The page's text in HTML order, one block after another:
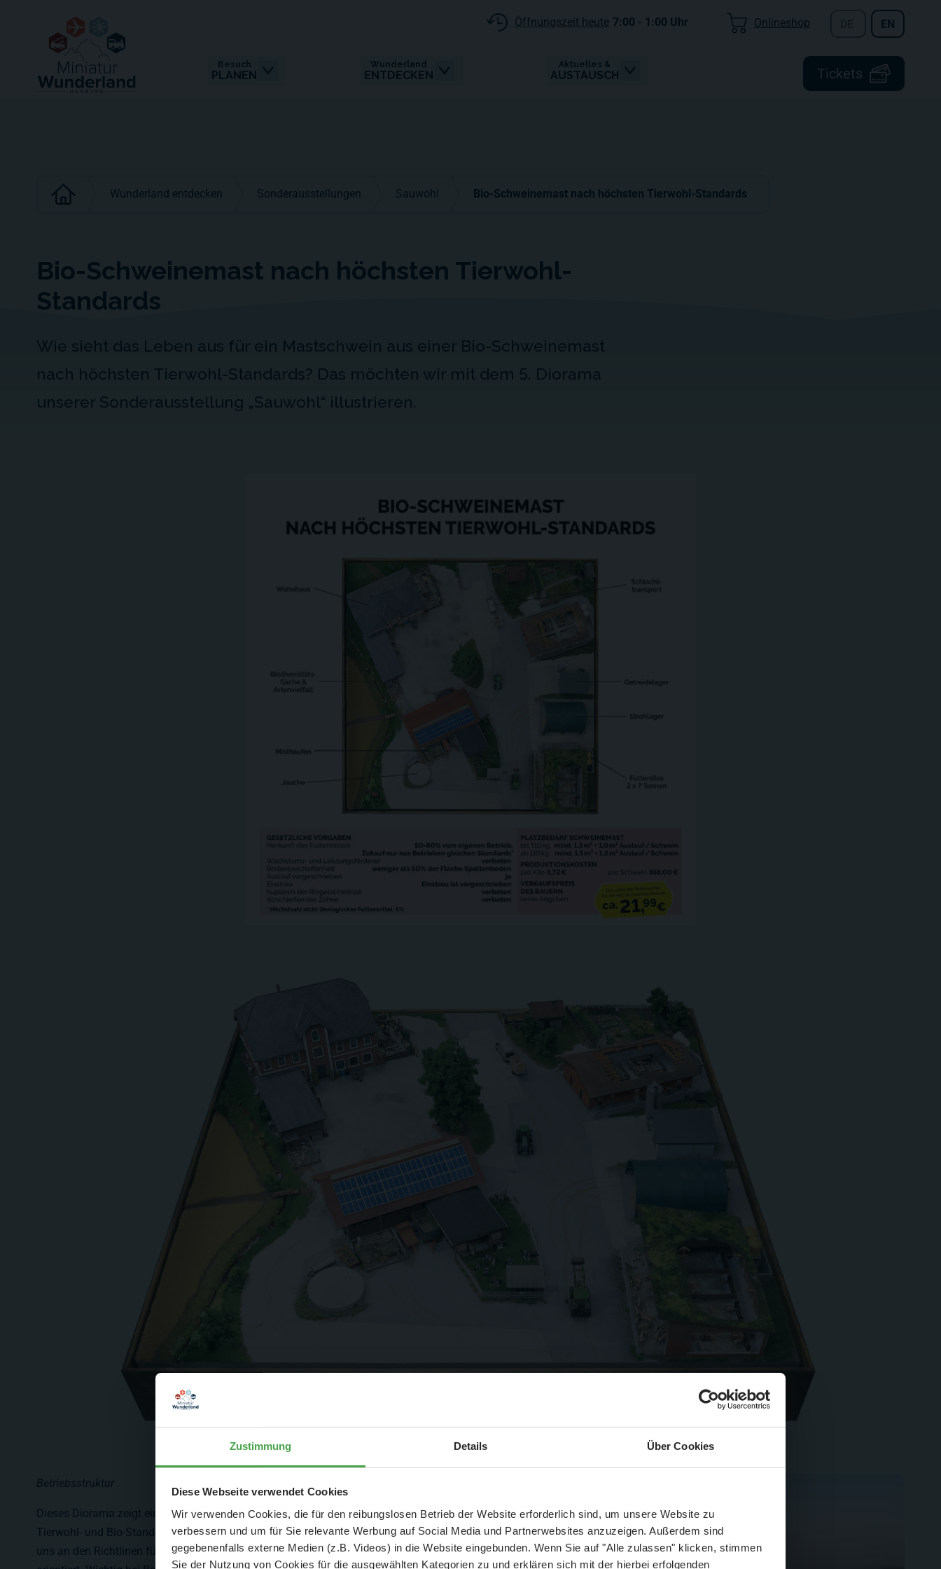
Zustimmung Details Über Cookies
Diese Webseite verwendet Cookies
Wir verwenden Cookies, die für den reibungslosen Betrieb der Website erforderlich sind, um unsere Website zu
verbessern und um für Sie relevante Werbung auf Social Media und Partnerwebsites anzuzeigen. Außerdem sind
gegebenenfalls externe Medien (z.B. Videos) in die Website eingebunden. Wenn Sie auf "Alle zulassen" klicken, stimmen
Sie der Nutzung von Cookies für die ausgewählten Kategorien zu und erklären sich mit der hierbei erfolgenden
Tickets
Besuch
PLANEN
Wunderland
ENTDECKEN
Aktuelles &
AUSTAUSCH
Öffnungszeit heute 7:00 - 1:00 Uhr Onlineshop EN
Wunderland entdecken Sonderausstellungen Sauwohl Bio-Schweinemast nach höchsten Tierwohl-Standards
Bio-Schweinemast nach höchsten Tierwohl-
Standards
Wie sieht das Leben aus für ein Mastschwein aus einer Bio-Schweinemast
nach höchsten Tierwohl-Standards? Das möchten wir mit dem 5. Diorama
unserer Sonderausstellung „Sauwohl“ illustrieren.
Betriebsstruktur
Dieses Diorama zeigt einen beispielhaften Betrieb, der nach den höchsten
Tierwohl- und Bio-Standards agiert. Bei der Ausgestaltung dieses Hofs haben wir
uns an den Richtlinen für eine Schweinemast nach Demeter-Zertifizierung
Schließen
Aktuelle Mitteilung
Der Spar-Hammer: 25 % Ersparnis bei Große Pötte & kleine Züge im August
und September - ohne Wartezeit
- Abendliche Hafenrundfahrt/Lichterfahrt 🛥️
- anschließender Wunderland-BesuchOHNEWartezeit 🚂